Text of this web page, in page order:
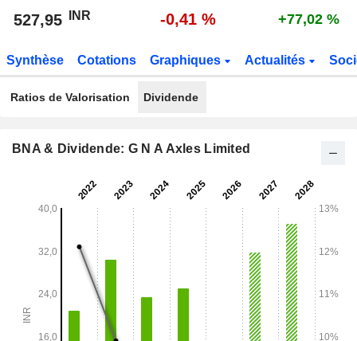
527,95 INR -0,41 % +77,02 %
Synthèse Cotations Graphiques Actualités
Ratios de Valorisation Dividende
BNA & Dividende: G N A Axles Limited